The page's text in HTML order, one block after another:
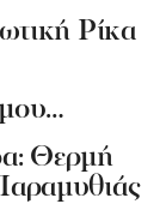
Ρίκα
Θερμή